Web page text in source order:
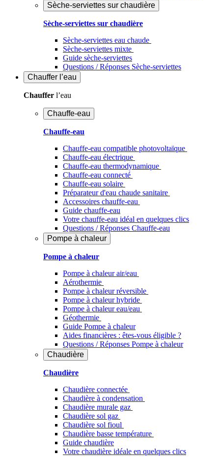
Sèche-serviettes sur chaudière
Sèche-serviettes sur chaudière
Sèche-serviettes eau chaude
Sèche-serviettes mixte
Guide sèche-serviettes
Questions / Réponses Sèche-serviettes
Chauffer l’eau
Chauffer l’eau
Chauffe-eau
Chauffe-eau
Chauffe-eau compatible photovoltaïque
Chauffe-eau électrique
Chauffe-eau thermodynamique
Chauffe-eau connecté
Chauffe-eau solaire
Préparateur d'eau chaude sanitaire
Accessoires chauffe-eau
Guide chauffe-eau
Votre chauffe-eau idéal en quelques clics
Questions / Réponses Chauffe-eau
Pompe à chaleur
Pompe à chaleur
Pompe à chaleur air/eau
Aérothermie
Pompe à chaleur réversible
Pompe à chaleur hybride
Pompe à chaleur​ eau/eau
Géothermie
Guide Pompe à chaleur
Aides financières : êtes-vous éligible ?
Questions / Réponses Pompe à chaleur
Chaudière
Chaudière
Chaudière connectée
Chaudière à condensation
Chaudière murale gaz
Chaudière sol gaz
Chaudière sol fioul
Chaudière basse température
Guide chaudière
Votre chaudière idéale en quelques clics